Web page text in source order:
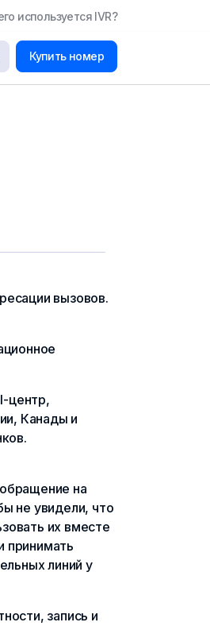
используется IVR?
Купить номер
вызовов.
центр,
Канады и
на
не увидели, что
их вместе
принимать
линий у
запись и